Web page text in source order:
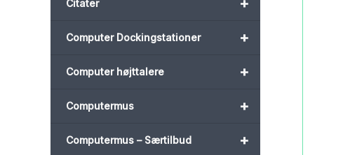
+
Citater
+
Computer Dockingstationer
+
Computer højttalere
+
Computermus
+
Computermus – Særtilbud